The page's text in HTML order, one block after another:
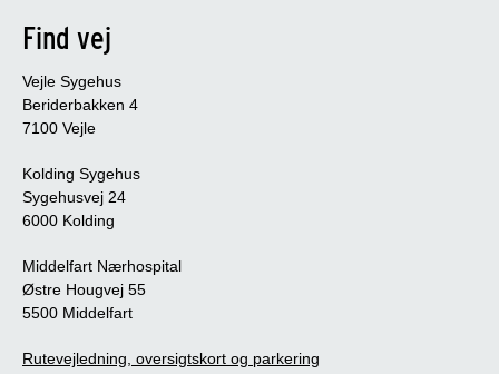
Find vej
Vejle Sygehus
Beriderbakken 4
7100 Vejle
Kolding Sygehus
Sygehusvej 24
6000 Kolding
Middelfart Nærhospital
Østre Hougvej 55
5500 Middelfart
Rutevejledning, oversigtskort og parkering